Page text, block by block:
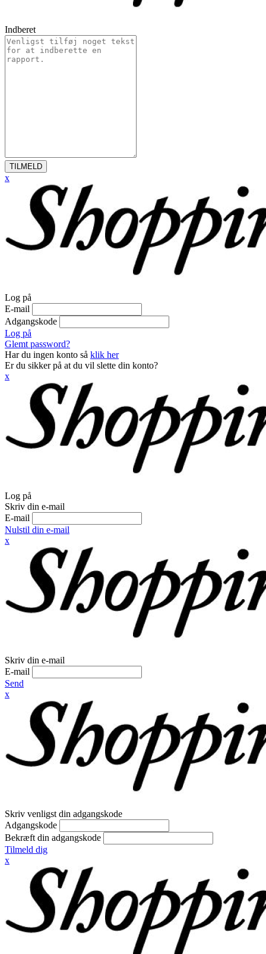
Indberet
TILMELD
x
Log på
E-mail
Adgangskode
Log på
Glemt password?
Har du ingen konto så klik her
Er du sikker på at du vil slette din konto?
x
Log på
Skriv din e-mail
E-mail
Nulstil din e-mail
x
Skriv din e-mail
E-mail
Send
x
Skriv venligst din adgangskode
Adgangskode
Bekræft din adgangskode
Tilmeld dig
x